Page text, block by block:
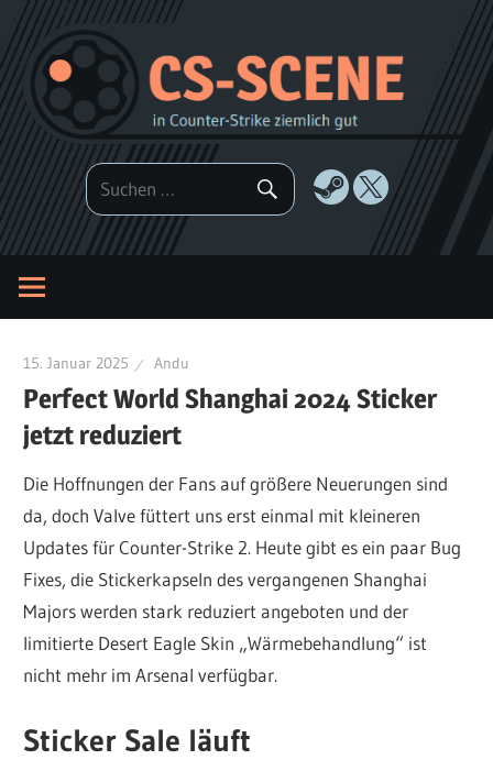
Zum
Inhalt
springen
15. Januar 2025 Andu
Perfect World Shanghai 2024 Sticker
jetzt reduziert
Die Hoffnungen der Fans auf größere Neuerungen sind
da, doch Valve füttert uns erst einmal mit kleineren
Updates für Counter-Strike 2. Heute gibt es ein paar Bug
Fixes, die Stickerkapseln des vergangenen Shanghai
Majors werden stark reduziert angeboten und der
limitierte Desert Eagle Skin „Wärmebehandlung“ ist
nicht mehr im Arsenal verfügbar.
Sticker Sale läuft